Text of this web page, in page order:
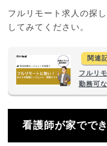
フルリモート求人の探
してみてください。
関連
フルリ
勤務可
看護師が家でで